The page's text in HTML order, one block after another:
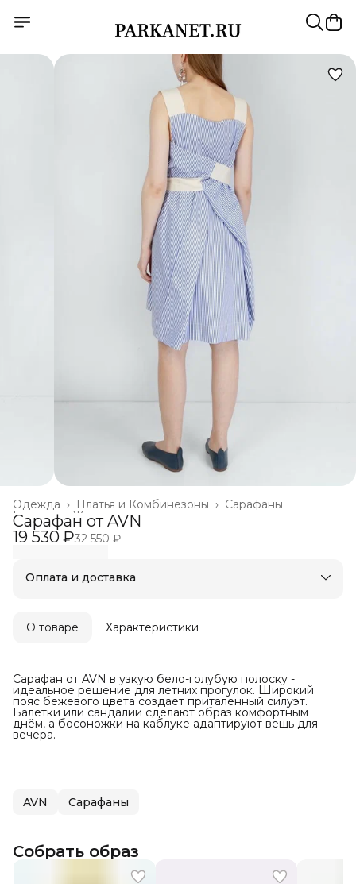
Сарафаны
Платья и Комбинезоны ›
Одежда ›
Женское ›
Главная ›
Сарафан от AVN
19 530 ₽32 550 ₽
Оплата и доставка
Оплата после примерки
О товаре Характеристики
Сарафан от AVN в узкую бело-голубую полоску -
идеальное решение для летних прогулок. Широкий
пояс бежевого цвета создаёт приталенный силуэт.
Балетки или сандалии сделают образ комфортным
днём, а босоножки на каблуке адаптируют вещь для
вечера.
AVN Сарафаны
Собрать образ